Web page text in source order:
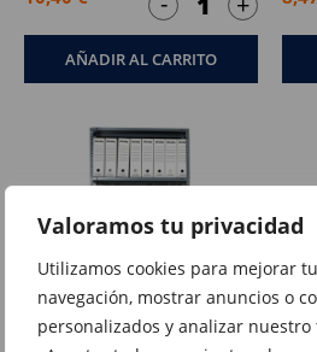
Valoramos tu privacidad
Utilizamos cookies para mejorar
navegación, mostrar anuncios o
personalizados y analizar
Candado
con
combinación
cantidad
AÑADIR AL CARRITO